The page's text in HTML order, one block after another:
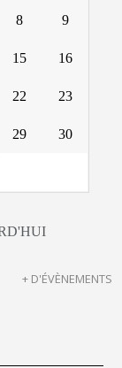
8 9
15 16
22 23
29 30
+ D'ÉVÈNEMENTS